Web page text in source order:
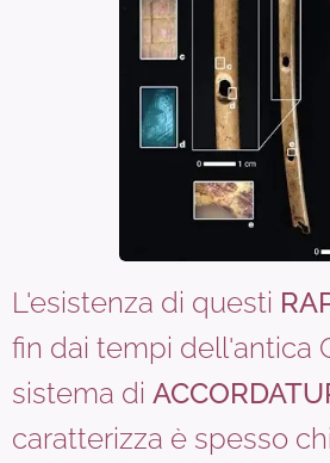
L'esistenza di questi
fin dai tempi dell'antica
sistema di
caratterizza è spesso